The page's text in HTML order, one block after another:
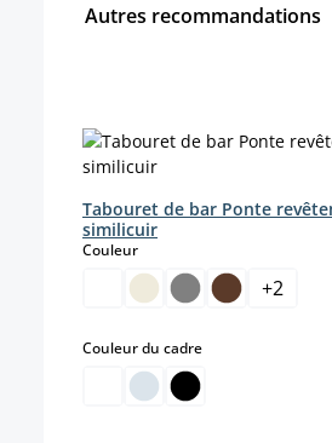
Autres recommandations
Tabouret de bar Ponte
similicuir
Couleurselect
+2
Couleur du cadreselect